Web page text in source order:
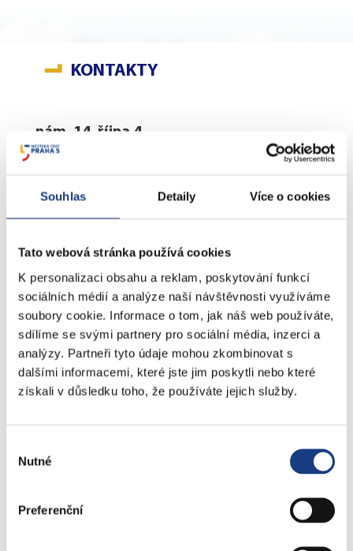
Souhlas Detaily Více o cookies
Tato webová stránka používá cookies
K personalizaci obsahu a reklam, poskytování funkcí
sociálních médií a analýze naší návštěvnosti využíváme
soubory cookie. Informace o tom, jak náš web používáte,
sdílíme se svými partnery pro sociální média, inzerci a
analýzy. Partneři tyto údaje mohou zkombinovat s
dalšími informacemi, které jste jim poskytli nebo které
získali v důsledku toho, že používáte jejich služby.
souhlasu
Nutné
Preferenční
KONTAKTY
nám. 14. října 4
Živnostenské záležitosti
Stavební záležitosti
Přestupky dopravní - objektivní odpovědnost
Komunální odpad
Lovecké a rybářské lístky
Doprava - zvláštní užívání komunikací
Doprava - dopravní značení
Doprava - přestupky na komunikacích
Přestupky dopravní - správní řízení
Osobní doklady